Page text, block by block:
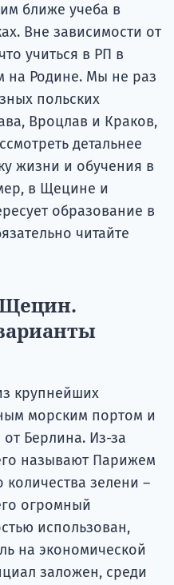
ближе учеба в
Вне зависимости от
учиться в РП в
на Родине. Мы не раз
польских
Вроцлав и Краков,
детальнее
жизни и обучения в
в Щецине и
образование в
читайте
крупнейших
морским портом и
от Берлина. Из-за
называют Парижем
количества зелени –
огромный
использован,
на экономической
заложен, среди